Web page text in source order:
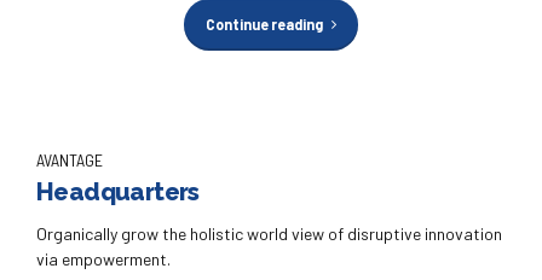
Continue reading
AVANTAGE
Headquarters
Organically grow the holistic world view of disruptive innovation
via empowerment.